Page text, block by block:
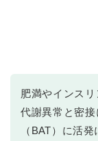
肥満やインス
代謝異常と密
（BAT）に活